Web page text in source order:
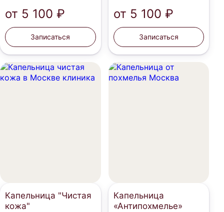
от 5 100 ₽
Записаться
от 5 100 ₽
Записаться
Капельница "Чистая
кожа"
Капельница
«Антипохмелье»